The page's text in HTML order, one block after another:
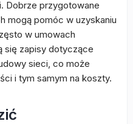
Dobrze przygotowane
mogą pomóc w uzyskaniu
w umowach
się zapisy dotyczące
sieci, co może
i tym samym na koszty.